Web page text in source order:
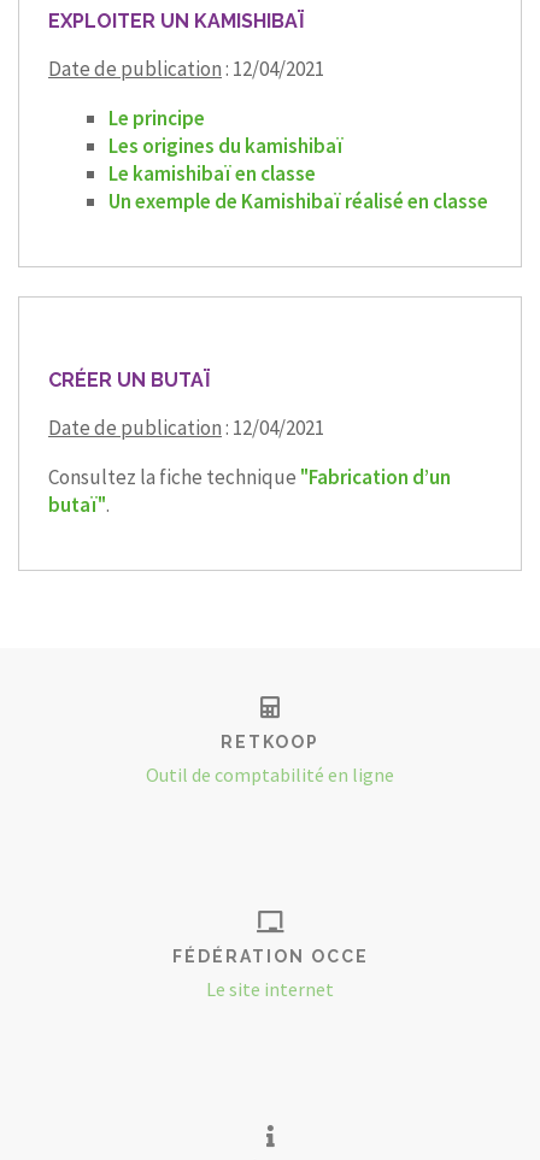
EXPLOITER UN KAMISHIBAÏ
Date de publication: 12/04/2021
Le principe
Les origines du kamishibaï
Le kamishibaï en classe
Un exemple de Kamishibaï réalisé en classe
CRÉER UN BUTAÏ
Date de publication: 12/04/2021
Consultez la fiche technique "Fabrication d’un
butaï".
RETKOOP
Outil de comptabilité en ligne
FÉDÉRATION OCCE
Le site internet